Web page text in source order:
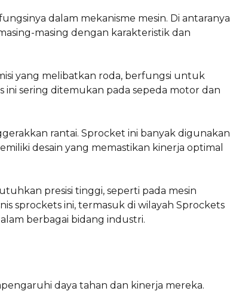
dalam mekanisme mesin. Di antaranya
masing dengan karakteristik dan
yang melibatkan roda, berfungsi untuk
ini sering ditemukan pada sepeda motor dan
rantai. Sprocket ini banyak digunakan
desain yang memastikan kinerja optimal
presisi tinggi, seperti pada mesin
sprockets ini, termasuk di wilayah Sprockets
berbagai bidang industri.
daya tahan dan kinerja mereka.